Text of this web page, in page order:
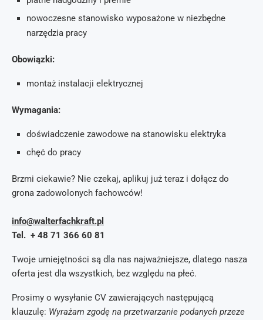
nowoczesne stanowisko wyposażone w niezbędne
narzędzia pracy
Obowiązki:
montaż instalacji elektrycznej
Wymagania:
doświadczenie zawodowe na stanowisku elektryka
chęć do pracy
Brzmi ciekawie? Nie czekaj, aplikuj już teraz i dołącz do
grona zadowolonych fachowców!
info@walterfachkraft.pl
Tel. + 48 71 366 60 81
Twoje umiejętności są dla nas najważniejsze, dlatego nasza
oferta jest dla wszystkich, bez względu na płeć.
Prosimy o wysyłanie CV zawierających następującą
klauzulę: Wyrażam zgodę na przetwarzanie podanych przeze